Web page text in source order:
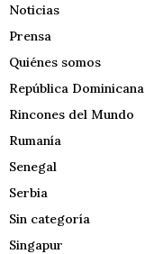
Noticias
Prensa
Quiénes somos
República Dominicana
Rincones del Mundo
Rumanía
Senegal
Serbia
Sin categoría
Singapur